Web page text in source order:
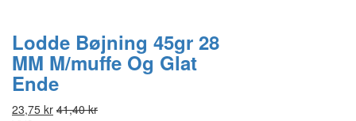
Lodde Bøjning 45gr 28
MM M/muffe Og Glat
Ende
23,75 kr 41,40 kr